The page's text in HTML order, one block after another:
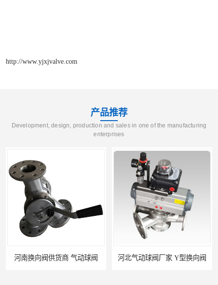
http://www.yjxjvalve.com
产品推荐
Development, design, production and sales in one of the manufacturing
enterprises
河南换向阀供货商 气动球阀 河北气动球阀厂家 Y型换向阀